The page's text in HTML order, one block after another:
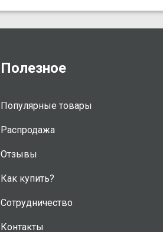
Полезное
Популярные товары
Распродажа
Отзывы
Как купить?
Сотрудничество
Контакты